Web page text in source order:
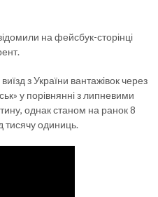
на фейсбук-сторінці
з України вантажівок через
у порівнянні з липневими
однак станом на ранок 8
тисячу одиниць.